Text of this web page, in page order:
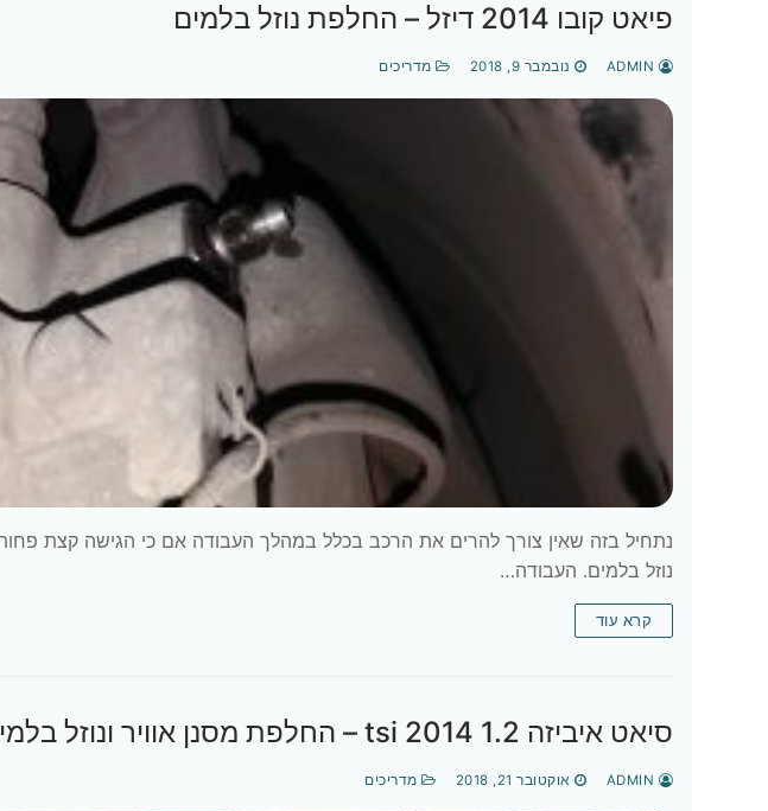
פיאט קובו 2014 דיזל – החלפת נוזל בלמים
נובמבר 9, 2018 מדריכים
נתחיל בזה שאין צורך להרים את הרכב בכלל במהלך העבודה אם כי הגישה קצת
נוזל בלמים. העבודה…
קרא עוד
סיאט איביזה 1.2 tsi 2014 – החלפת מסנן אוויר ונוזל בלמים
אוקטובר 21, 2018 מדריכים